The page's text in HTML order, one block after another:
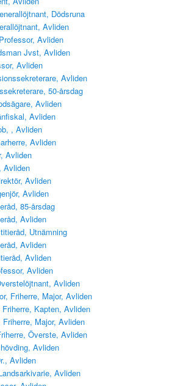
Dödsruna
Avliden
Avliden
Jvst, Avliden
Avliden
Avliden
50-årsdag
Avliden
Avliden
, Avliden
Avliden
Avliden
Avliden
Avliden
Avliden
85-årsdag
Avliden
Utnämning
Avliden
Avliden
Avliden
Avliden
Friherre, Major, Avliden
Kapten, Avliden
Major, Avliden
Överste, Avliden
Avliden
Avliden
Avliden